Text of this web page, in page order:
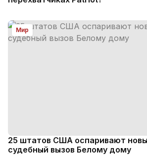
Мир
25 штатов США оспаривают
судебный вызов Белому дому